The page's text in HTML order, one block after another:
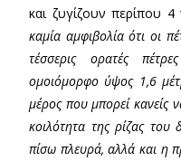
και ζυγίζουν περίπου
καμία αμφιβολία ότι οι
τέσσερις ορατές
ομοιόμορφο ύψος 1,6
μέρος που μπορεί κανείς
κοιλότητα της ρίζας του
πίσω πλευρά, αλλά και η